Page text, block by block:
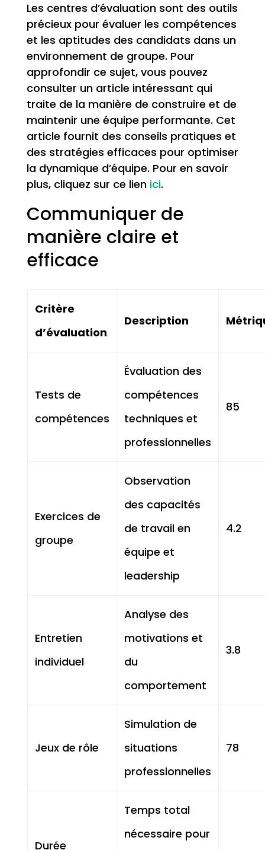
Les centres d’évaluation sont des outils
précieux pour évaluer les compétences
et les aptitudes des candidats dans un
environnement de groupe. Pour
approfondir ce sujet, vous pouvez
consulter un article intéressant qui
traite de la manière de construire et de
maintenir une équipe performante. Cet
article fournit des conseils pratiques et
des stratégies efficaces pour optimiser
la dynamique d’équipe. Pour en savoir
plus, cliquez sur ce lien ici.
Communiquer de
manière claire et
efficace
Critère
d’évaluation
Description
Tests de
compétences
Évaluation des
compétences
techniques et
professionnelles
85
Exercices de
groupe
Observation
des capacités
de travail en
équipe et
leadership
4.2
Entretien
individuel
Analyse des
motivations et
du
comportement
3.8
Jeux de rôle
Simulation de
situations
professionnelles
78
Durée
Temps total
nécessaire pour